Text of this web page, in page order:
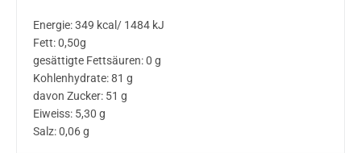
Energie: 349 kcal/ 1484 kJ
Fett: 0,50g
gesättigte Fettsäuren: 0 g
Kohlenhydrate: 81 g
davon Zucker: 51 g
Eiweiss: 5,30 g
Salz: 0,06 g